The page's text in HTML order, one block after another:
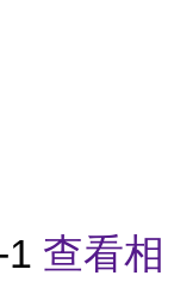
1 查看相